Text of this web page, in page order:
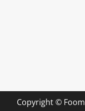
Copyright ©